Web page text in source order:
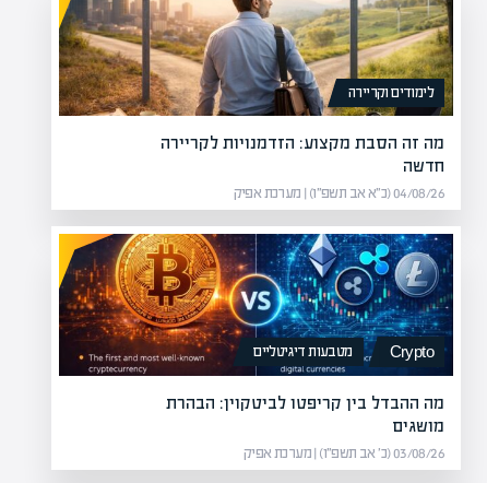
לימודים וקריירה
מה זה הסבת מקצוע: הזדמנויות לקריירה
חדשה
04/08/26 (כ״א אב תשפ״ו) | מערכת אפיק
Crypto מטבעות דיגיטליים
מה ההבדל בין קריפטו לביטקוין: הבהרת
מושגים
03/08/26 (כ׳ אב תשפ״ו) | מערכת אפיק